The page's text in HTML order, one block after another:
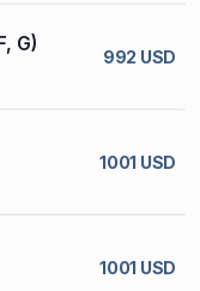
G)
992 USD
1001 USD
1001 USD